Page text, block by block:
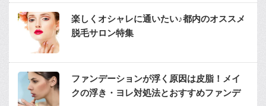
楽しくオシャレに通いたい♪都内のオススメ
脱毛サロン特集
ファンデーションが浮く原因は皮脂！メイ
クの浮き・ヨレ対処法とおすすめファンデ